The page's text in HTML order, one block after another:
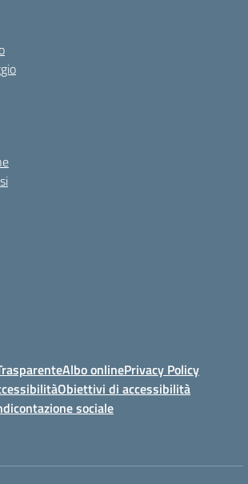
Albo onlinePrivacy Policy
Obiettivi di accessibilità
sociale